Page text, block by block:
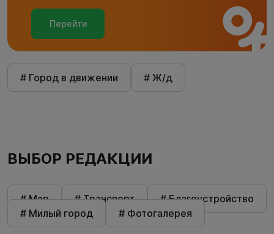
Перейти
# Город в движении # Ж/д
ВЫБОР РЕДАКЦИИ
# Мэр # Транспорт
# Благоустройство
# Милый город
# Фотогалерея